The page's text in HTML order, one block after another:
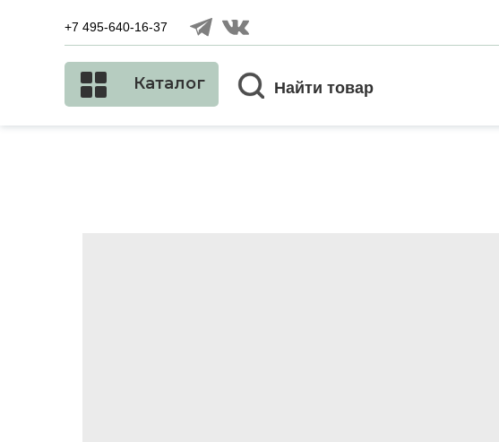
Каталог Найти товар
+7 495-640-16-37